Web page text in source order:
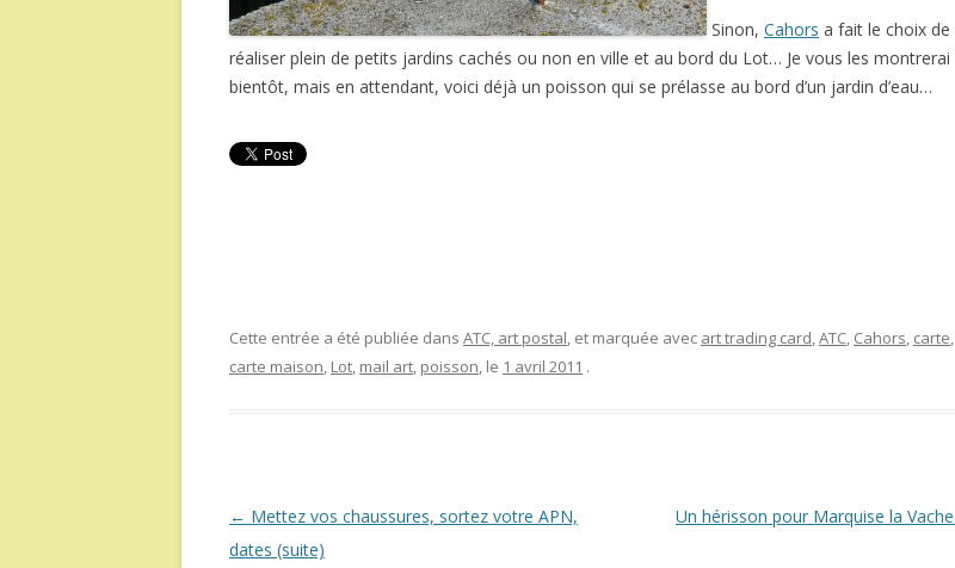
Sinon, Cahors a fait le choix de
réaliser plein de petits jardins cachés ou non en ville et au bord du Lot… Je vous les montrerai
bientôt, mais en attendant, voici déjà un poisson qui se prélasse au bord d’un jardin d’eau…
Cette entrée a été publiée dans ATC, art postal, et marquée avec art trading card,ATC, Cahors, carte,
carte maison, Lot, mail art, poisson, le 1 avril 2011 .
Navigation
des
← Mettez vos chaussures, sortez votre APN,
dates (suite)
Un hérisson pour Marquise la Vache